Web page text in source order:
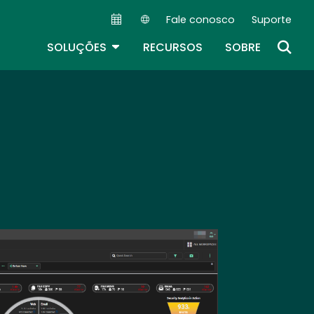
Secondary Navigation (PT)
Fale conosco Suporte
SOLUÇÕES TOGGLE DROPDOWN
RECURSOS SOBRE